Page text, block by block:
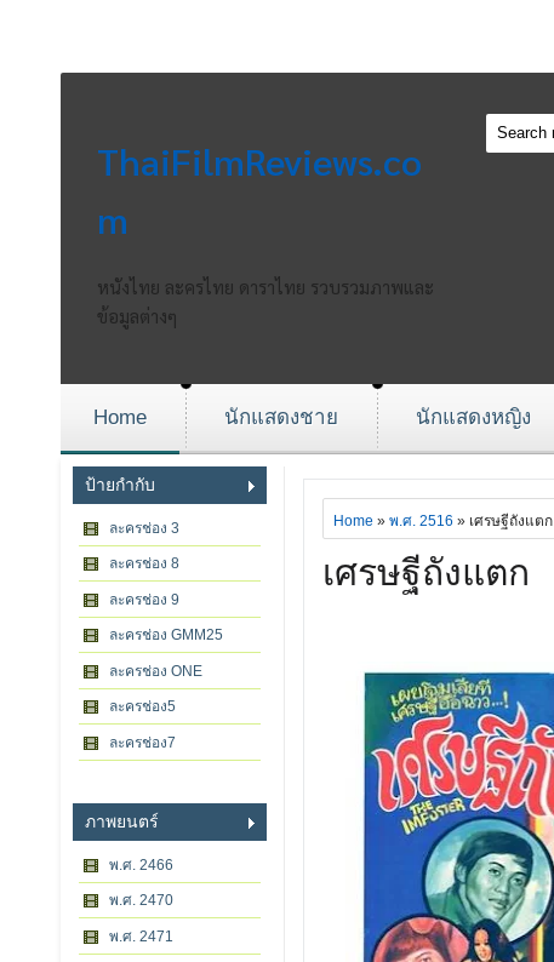
ThaiFilmReviews.co
m
หนังไทย ละครไทย ดาราไทย รวบรวมภาพและ
ข้อมูลต่างๆ
Home นักแสดงชาย นักแสดงหญิง
ป้ายกำกับ
ละครช่อง 3
ละครช่อง 8
ละครช่อง 9
ละครช่อง GMM25
ละครช่อง ONE
ละครช่อง5
ละครช่อง7
ภาพยนตร์
พ.ศ. 2466
พ.ศ. 2470
พ.ศ. 2471
Home » พ.ศ. 2516 » เศรษฐีถังแตก
เศรษฐีถังแตก